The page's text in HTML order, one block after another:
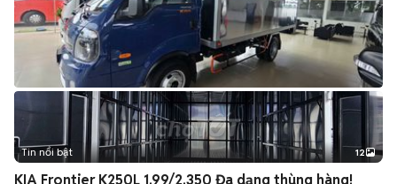
+2
Tin nổi bật 12
KIA Frontier K250L 1.99/2.350 Đa dạng thùng hàng!